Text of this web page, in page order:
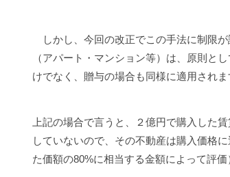
しかし、今回の改正でこの手法に制限
（アパート・マンション等）は、原則と
けでなく、贈与の場合も同様に適用されま
上記の場合で言うと、２億円で購入した
していないので、その不動産は購入価格
た価額の80%に相当する金額によって評価